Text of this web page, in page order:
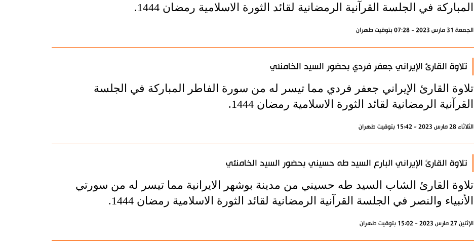
المباركة في الجلسة القرآنية الرمضانية لقائد الثورة الاسلامية رمضان 1444.
الجمعة 31 مارس 2023 - 07:28 بتوقيت طهران
تلاوة القارئ الإيراني جعفر فردي بحضور السيد الخامنئي
تلاوة القارئ الإيراني جعفر فردي مما تيسر له من سورة الفاطر المباركة في الجلسة
القرآنية الرمضانية لقائد الثورة الاسلامية رمضان 1444.
الثلاثاء 28 مارس 2023 - 15:42 بتوقيت طهران
تلاوة القارئ الإيراني البارع السيد طه حسيني بحضور السيد الخامنئي
تلاوة القارئ الشاب السيد طه حسيني من مدينة بوشهر الايرانية مما تيسر له من سورتي
الأنبياء والنصر في الجلسة القرآنية الرمضانية لقائد الثورة الاسلامية رمضان 1444.
الإثنين 27 مارس 2023 - 15:02 بتوقيت طهران